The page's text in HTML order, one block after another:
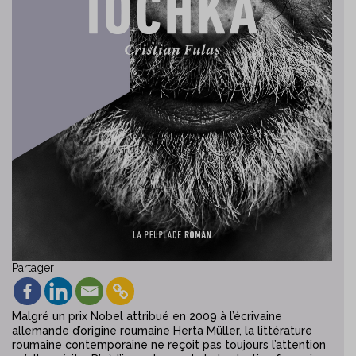
Partager
Malgré un prix Nobel attribué en 2009 à l’écrivaine
allemande d’origine roumaine Herta Müller, la littérature
roumaine contemporaine ne reçoit pas toujours l’attention